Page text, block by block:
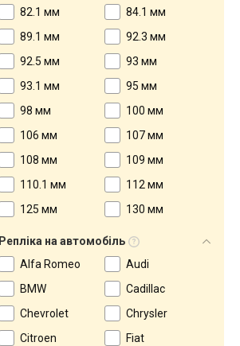
82.1 мм
84.1 мм
89.1 мм
92.3 мм
92.5 мм
93 мм
93.1 мм
95 мм
98 мм
100 мм
106 мм
107 мм
108 мм
109 мм
110.1 мм
112 мм
125 мм
130 мм
Репліка на автомобіль
Alfa Romeo
Audi
BMW
Cadillac
Chevrolet
Chrysler
Citroen
Fiat